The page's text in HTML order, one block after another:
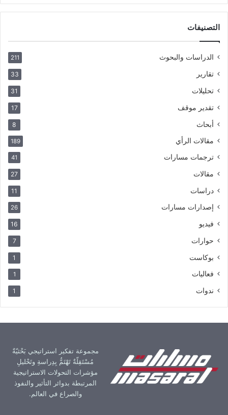
التصنيفات
الدراسات والبحوث 211
تقارير 33
تحليلات 31
تقدير موقف 17
أبحاث 8
مقالات الرأي 189
ترجمات مسارات 41
مقالات 27
دراسات 11
إصدارات مسارات 26
فيديو 16
حوارات 7
بوكاست 1
فعاليات 1
ندوات 1
مجموعة تفكير استراتيجي بَحْثيّةٌ
مُسْتَقِلّةٌ تَهْتَمُّ بِدِراسةِ وتَحْليلِ
مؤشرات التحولات الاستراتيجية
المرتبطة بدوائر التأثير والنفوذ
والصراع في العالم.